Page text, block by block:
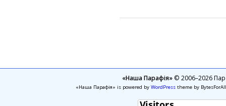
«Наша Парафія»© 2006–2026
«Наша Парафія» is powered by WordPresstheme by